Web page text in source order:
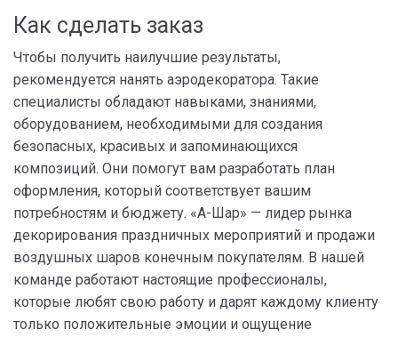
Как сделать заказ
Чтобы получить наилучшие результаты,
рекомендуется нанять аэродекоратора. Такие
специалисты обладают навыками, знаниями,
оборудованием, необходимыми для создания
безопасных, красивых и запоминающихся
композиций. Они помогут вам разработать план
оформления, который соответствует вашим
потребностям и бюджету. «А-Шар» — лидер рынка
декорирования праздничных мероприятий и продажи
воздушных шаров конечным покупателям. В нашей
команде работают настоящие профессионалы,
которые любят свою работу и дарят каждому клиенту
только положительные эмоции и ощущение